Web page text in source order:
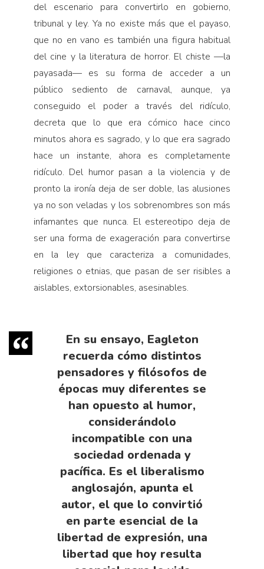
del escenario para convertirlo en gobierno,
tribunal y ley. Ya no existe más que el payaso,
que no en vano es también una figura habitual
del cine y la literatura de horror. El chiste —la
payasada— es su forma de acceder a un
público sediento de carnaval, aunque, ya
conseguido el poder a través del ridículo,
decreta que lo que era cómico hace cinco
minutos ahora es sagrado, y lo que era sagrado
hace un instante, ahora es completamente
ridículo. Del humor pasan a la violencia y de
pronto la ironía deja de ser doble, las alusiones
ya no son veladas y los sobrenombres son más
infamantes que nunca. El estereotipo deja de
ser una forma de exageración para convertirse
en la ley que caracteriza a comunidades,
religiones o etnias, que pasan de ser risibles a
aislables, extorsionables, asesinables.
En su ensayo, Eagleton
recuerda cómo distintos
pensadores y filósofos de
épocas muy diferentes se
han opuesto al humor,
considerándolo
incompatible con una
sociedad ordenada y
pacífica. Es el liberalismo
anglosajón, apunta el
autor, el que lo convirtió
en parte esencial de la
libertad de expresión, una
libertad que hoy resulta